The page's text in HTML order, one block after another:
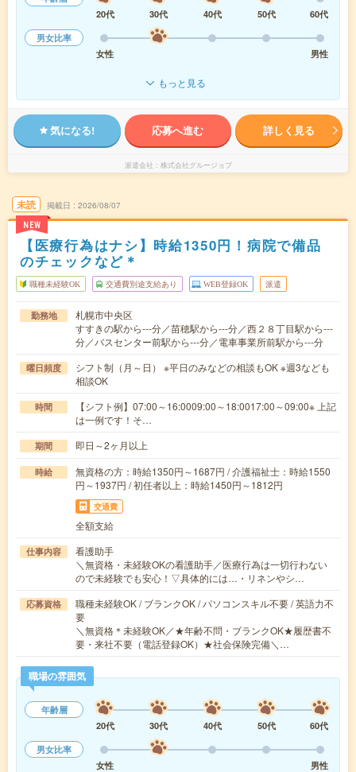
20代
30代 40代 50代
60代
男女比率
女性
男性
もっと見る
気になる! 応募へ進む 詳しく見る
派遣会社 株式会社グルージョブ
未読
NEW
掲載日 2026/08/07
【医療行為はナシ】時給1350円！病院で備品
のチェックなど＊
職種未経験OK 交通費別途支給あり WEB登録OK 派遣
勤務地
札幌市中央区
すすきの駅から---分／苗穂駅から---分／西２８丁目駅から---
分／バスセンター前駅から---分／電車事業所前駅から---分
曜日頻度
シフト制（月～日） ※平日のみなどの相談もOK ※週3なども
相談OK
時間
【シフト例】07:00～16:0009:00～18:0017:00～09:00※ 上記
は一例です！そ…
期間 即日～2ヶ月以上
時給
無資格の方：時給1350円～1687円 / 介護福祉士：時給1550
円～1937円 / 初任者以上：時給1450円～1812円
交通費
全額支給
仕事内容
看護助手
＼無資格・未経験OKの看護助手／医療行為は一切行わない
ので未経験でも安心！▽具体的には…・リネンやシ…
応募資格
職種未経験OK / ブランクOK / パソコンスキル不要 / 英語力不
要
＼無資格＊未経験OK／★年齢不問・ブランクOK★履歴書不
要・来社不要（電話登録OK）★社会保険完備＼…
職場の雰囲気
年齢層
20代
30代 40代 50代
60代
男女比率
女性
男性